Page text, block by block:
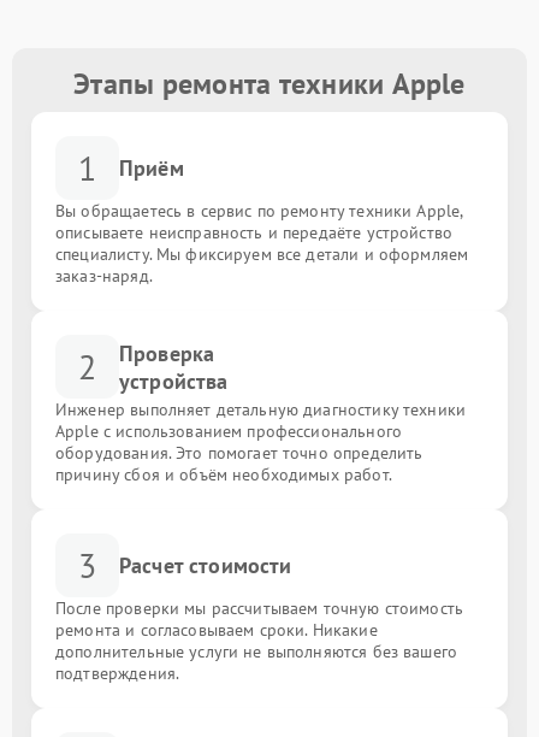
Этапы ремонта техники Apple
1 Приём
Вы обращаетесь в сервис по ремонту техники Apple,
описываете неисправность и передаёте устройство
специалисту. Мы фиксируем все детали и оформляем
заказ-наряд.
2
Проверка
устройства
Инженер выполняет детальную диагностику техники
Apple с использованием профессионального
оборудования. Это помогает точно определить
причину сбоя и объём необходимых работ.
3 Расчет стоимости
После проверки мы рассчитываем точную стоимость
ремонта и согласовываем сроки. Никакие
дополнительные услуги не выполняются без вашего
подтверждения.